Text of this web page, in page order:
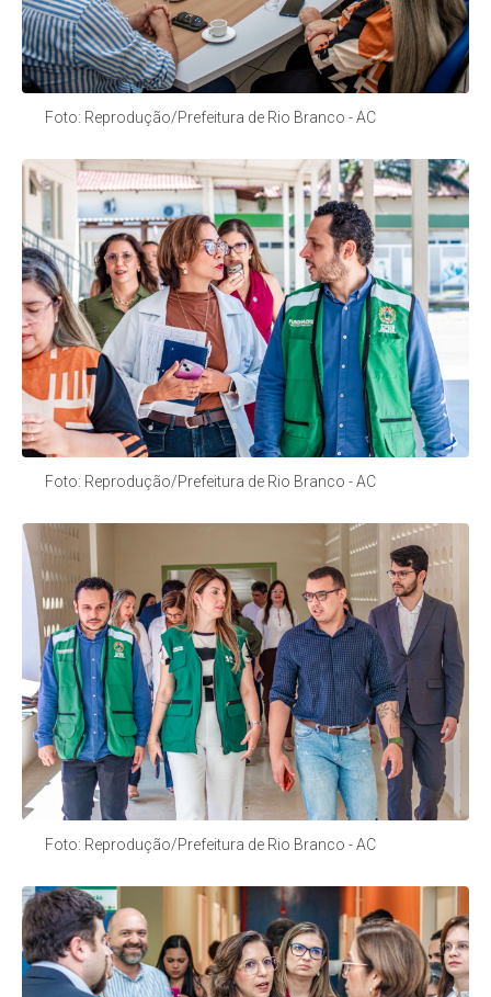
Foto: Reprodução/Prefeitura de Rio Branco - AC
Foto: Reprodução/Prefeitura de Rio Branco - AC
Foto: Reprodução/Prefeitura de Rio Branco - AC